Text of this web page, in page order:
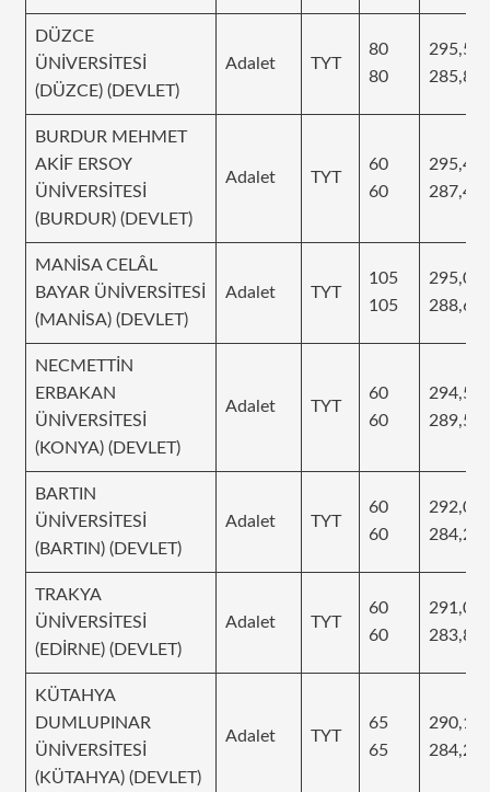
DÜZCE
ÜNİVERSİTESİ
(DÜZCE) (DEVLET)
Adalet TYT
80
80
295,57
BURDUR MEHMET
AKİF ERSOY
ÜNİVERSİTESİ
(BURDUR) (DEVLET)
Adalet TYT
60
60
MANİSA CELÂL
BAYAR ÜNİVERSİTESİ
(MANİSA) (DEVLET)
Adalet TYT
105
105
NECMETTİN
ERBAKAN
ÜNİVERSİTESİ
(KONYA) (DEVLET)
Adalet TYT
60
60
BARTIN
ÜNİVERSİTESİ
(BARTIN) (DEVLET)
Adalet TYT
60
60
TRAKYA
ÜNİVERSİTESİ
(EDİRNE) (DEVLET)
Adalet TYT
60
60
291,08
283,89
KÜTAHYA
DUMLUPINAR
ÜNİVERSİTESİ
(KÜTAHYA) (DEVLET)
Adalet TYT
65
65